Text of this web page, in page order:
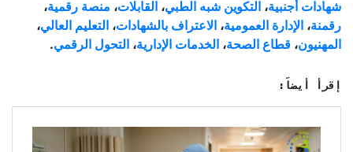
شهادات أجنبية، التكوين شبه الطبي، القابلات، منصة رقمية،
رقمنة، الإدارة العمومية، الاعتراف بالشهادات، التعليم العالي،
المهنيون، قطاع الصحة، الخدمات الإدارية، التحول الرقمي.
إقرأ أيضاً: